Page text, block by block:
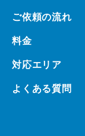
ご依頼の流れ
料金
対応エリア
よくある質問